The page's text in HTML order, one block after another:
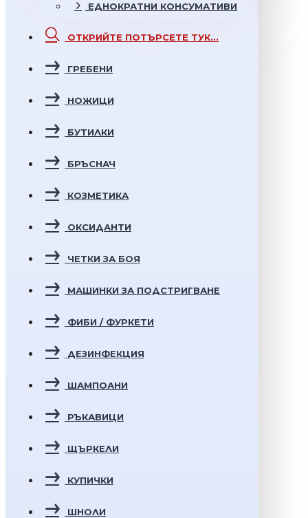
ЕДНОКРАТНИ КОНСУМАТИВИ
ОТКРИЙТЕ ПОТЪРСЕТЕ ТУК...
ГРЕБЕНИ
НОЖИЦИ
БУТИЛКИ
БРЪСНАЧ
КОЗМЕТИКА
ОКСИДАНТИ
ЧЕТКИ ЗА БОЯ
МАШИНКИ ЗА ПОДСТРИГВАНЕ
ФИБИ / ФУРКЕТИ
ДЕЗИНФЕКЦИЯ
ШАМПОАНИ
РЪКАВИЦИ
ЩЪРКЕЛИ
КУПИЧКИ
ШНОЛИ